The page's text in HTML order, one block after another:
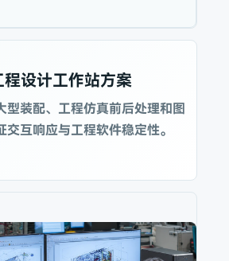
设计工作站方案
型装配、工程仿真前后处理和图
互响应与工程软件稳定性。